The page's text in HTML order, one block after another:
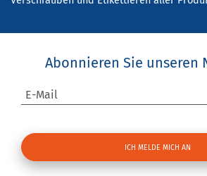
Abonnieren Sie unseren
E-Mail